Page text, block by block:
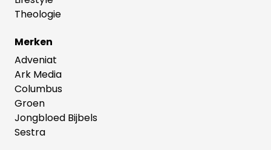
Theologie
Merken
Adveniat
Ark Media
Columbus
Groen
Jongbloed Bijbels
Sestra